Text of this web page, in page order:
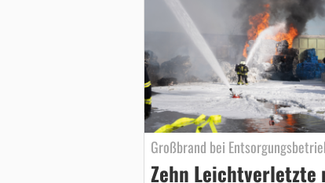
Großbrand bei
Zehn Leichtverletzte